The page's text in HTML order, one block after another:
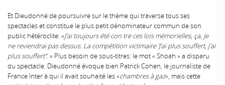
Et Dieudonné de poursuivre sur le thème qui traverse tous ses
spectacles et constitue le plus petit dénominateur commun de son
public hétéroclite: «J’ai toujours été con tre ces lois mémorielles, ça, je
ne reviendrai pas dessus. La compétition victimaire ‘J’ai plus souffert, j’ai
plus souffert”.» Plus besoin de sous-titres: le mot « Shoah » a disparu
du spectacle. Dieudonné évoque bien Patrick Cohen, le journaliste de
France Inter à qui il avait souhaité les «chambres à gaz», mais cette